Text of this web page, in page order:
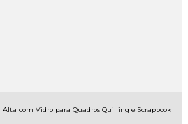
Alta com Vidro para Quadros Quilling e Scrapbook